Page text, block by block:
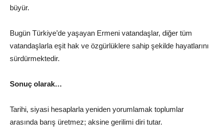
büyür.
Bugün Türkiye’de yaşayan Ermeni vatandaşlar, diğer tüm
vatandaşlarla eşit hak ve özgürlüklere sahip şekilde hayatlarını
sürdürmektedir.
Sonuç olarak…
Tarihi, siyasi hesaplarla yeniden yorumlamak toplumlar
arasında barış üretmez; aksine gerilimi diri tutar.